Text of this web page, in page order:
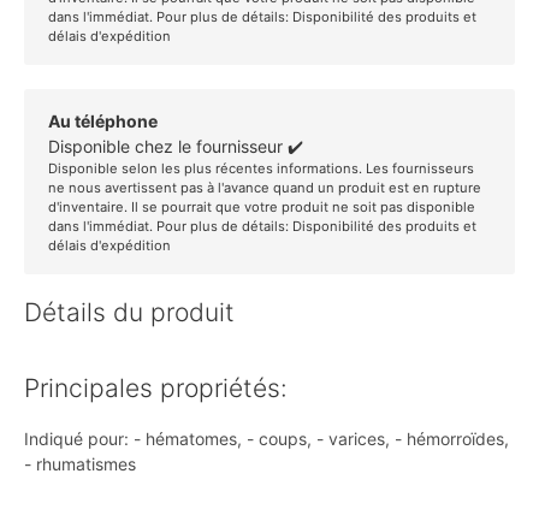
dans l'immédiat. Pour plus de détails: Disponibilité des produits et
délais d'expédition
Au téléphone
Disponible chez le fournisseur ✔️
Disponible selon les plus récentes informations. Les fournisseurs
ne nous avertissent pas à l'avance quand un produit est en rupture
d'inventaire. Il se pourrait que votre produit ne soit pas disponible
dans l'immédiat. Pour plus de détails: Disponibilité des produits et
délais d'expédition
Détails du produit
Principales propriétés:
Indiqué pour: - hématomes, - coups, - varices, - hémorroïdes,
- rhumatismes